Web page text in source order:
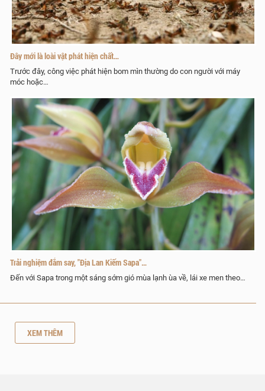
Đây mới là loài vật phát hiện chất…
Trước đây, công việc phát hiện bom mìn thường do con người với máy
móc hoặc…
Trải nghiệm đắm say, "Địa Lan Kiếm Sapa"…
Đến với Sapa trong một sáng sớm gió mùa lạnh ùa về, lái xe men theo…
XEM THÊM